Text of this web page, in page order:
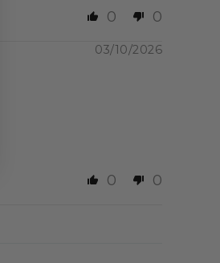
0
0
03/10/2026
0
0